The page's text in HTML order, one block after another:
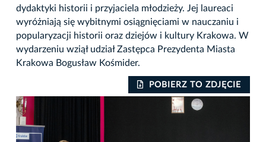
dydaktyki historii i przyjaciela młodzieży. Jej laureaci
wyróżniają się wybitnymi osiągnięciami w nauczaniu i
popularyzacji historii oraz dziejów i kultury Krakowa. W
wydarzeniu wziął udział Zastępca Prezydenta Miasta
Krakowa Bogusław Kośmider.
POBIERZ TO ZDJĘCIE